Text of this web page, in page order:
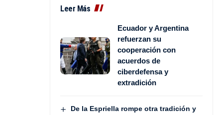
Leer Más
Ecuador y Argentina
refuerzan su
cooperación con
acuerdos de
ciberdefensa y
extradición
De la Espriella rompe otra tradición y